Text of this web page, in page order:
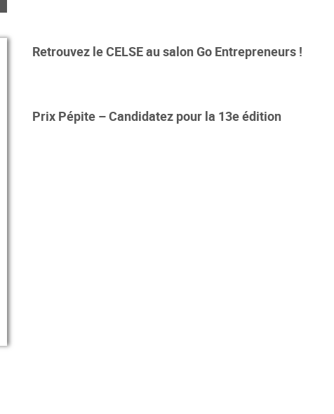
Retrouvez le CELSE au salon Go Entrepreneurs !
Prix Pépite – Candidatez pour la 13e édition